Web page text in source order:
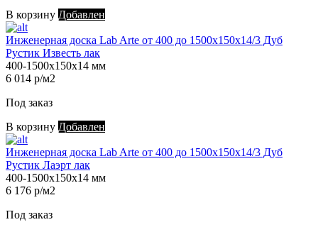
В корзину Добавлен
Инженерная доска Lab Arte от 400 до 1500х150х14/3 Дуб
Рустик Известь лак
400-1500х150х14 мм
6 014 р/м2
Под заказ
В корзину Добавлен
Инженерная доска Lab Arte от 400 до 1500х150х14/3 Дуб
Рустик Лаэрт лак
400-1500х150х14 мм
6 176 р/м2
Под заказ